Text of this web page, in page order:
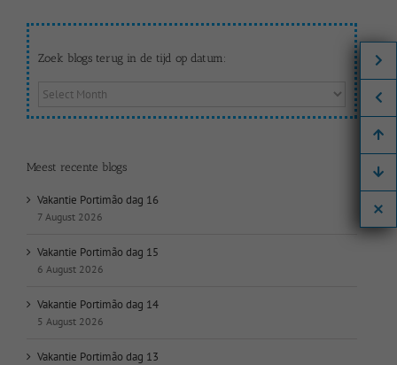
Zoek blogs terug in de tijd op datum:
Zoek
op
datum:
Meest recente blogs
Vakantie Portimão dag 16
7 August 2026
Vakantie Portimão dag 15
6 August 2026
Vakantie Portimão dag 14
5 August 2026
Vakantie Portimão dag 13